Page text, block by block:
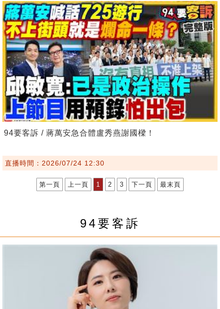
94要客訴 / 蔣萬安急合體盧秀燕謝國樑！
直播時間：2026/07/24 12:30
第一頁 上一頁 1 2 3 下一頁 最末頁
94要客訴